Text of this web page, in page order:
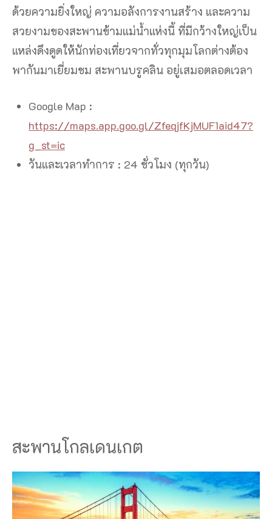
ด้วยความยิ่งใหญ่ ความอลังการงานสร้าง และความ
สวยงามของสะพานข้ามแม่น้ำแห่งนี้ ที่มีกว้างใหญ่เป็น
แหล่งดึงดูดให้นักท่องเที่ยวจากทั่วทุกมุมโลกต่างต้อง
พากันมาเยี่ยมชม สะพานบรูคลิน อยู่เสมอตลอดเวลา
Google Map :
https://maps.app.goo.gl/ZfeqjfKjMUF1aid47?
g_st=ic
วันและเวลาทำการ : 24 ชั่วโมง (ทุกวัน)
สะพานโกลเดนเกต